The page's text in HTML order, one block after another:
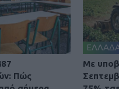
Πώς
Με